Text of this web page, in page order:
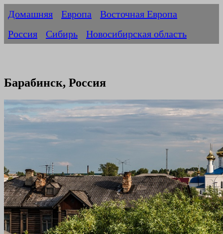
Домашняя Европа
Восточная Европа
Россия
Сибирь Новосибирская область
Барабинск, Россия